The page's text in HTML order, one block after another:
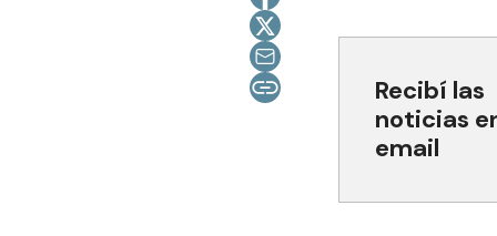
Recibí las
noticias
email